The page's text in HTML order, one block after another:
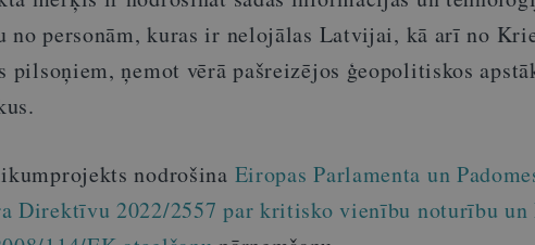
no personām, kuras ir nelojālas Latvijai, kā arī no
ņemot vērā pašreizējos ģeopolitiskos
nodrošina Eiropas Parlamenta un
Direktīvu 2022/2557 par kritisko vienību noturību un